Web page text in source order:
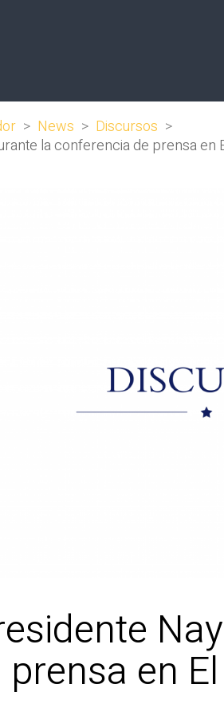
> News > Discursos >
la conferencia de prensa en
en